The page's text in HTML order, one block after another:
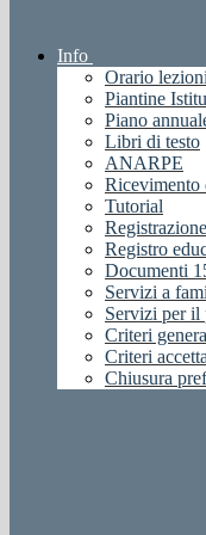
Info
Orario lezioni
Piantine
Piano
Libri di testo
ANARPE
Ricevimento
Tutorial
Registro
Documenti
Servizi a
Servizi per il
Criteri
Criteri
Chiusura